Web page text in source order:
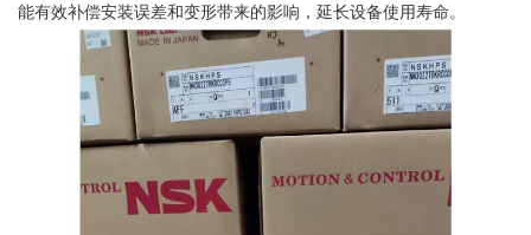
能有效补偿安装误差和变形带来的影响，延长设备使用寿命。